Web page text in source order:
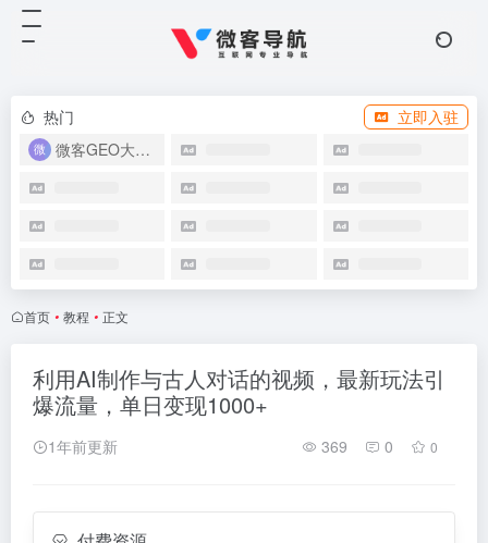
热门
立即入驻
微客GEO大模型优化系统
首页 • 教程 • 正文
利用AI制作与古人对话的视频，最新玩法引
爆流量，单日变现1000+
1年前更新 369 0 0